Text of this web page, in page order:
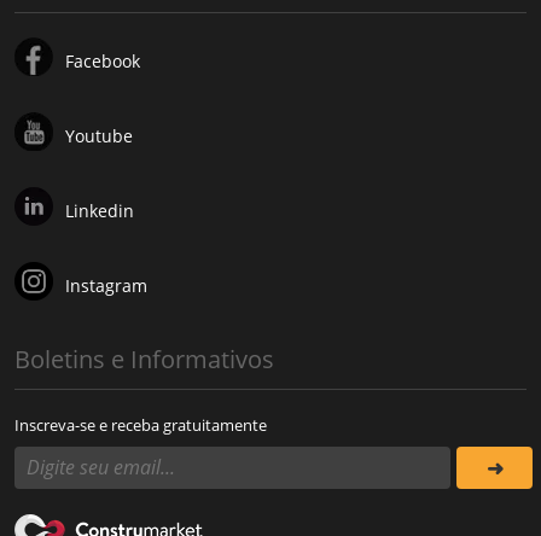
Facebook
Youtube
Linkedin
Instagram
Boletins e Informativos
Inscreva-se e receba gratuitamente